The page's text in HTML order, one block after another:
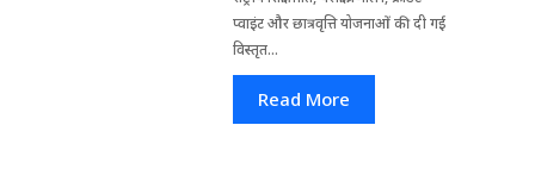
प्वाइंट और छात्रवृत्ति योजनाओं की दी गई
विस्तृत...
Read More